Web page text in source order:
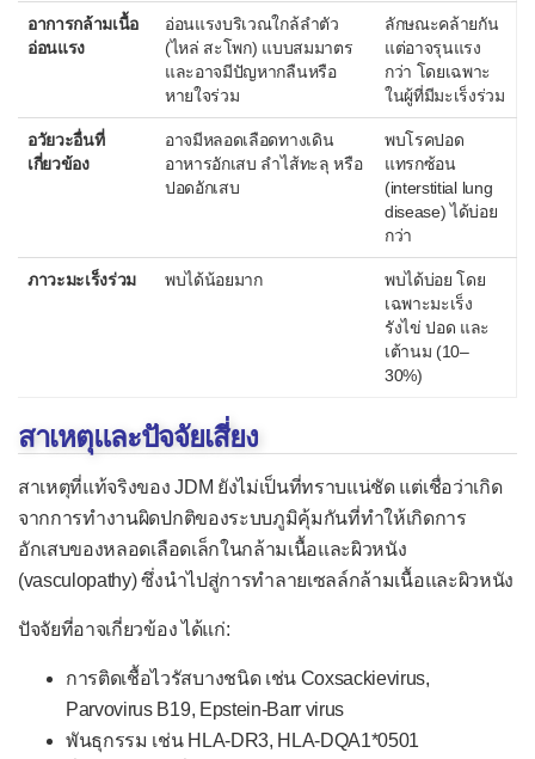
โรคโจเกรน
โรคซาร์คอยโดสิส
โรคเดอมาโตไมโอไซติส
โรคเดอมาโตไมโอไซติสในเด็ก
โรคเนื้อเยื่อเกี่ยวพันผสม
โรคผมร่วงเป็นหย่อม
โรคเม็ดเลือดแดงแตกจากภูมิคุ้มกัน
โรคไมแอสทีเนียกราวิส
โรคหนังแข็ง
อาการกล้ามเนื้อ
อ่อนแรง
อ่อนแรงบริเวณใกล้ลำตัว
(ไหล่ สะโพก) แบบสมมาตร
และอาจมีปัญหากลืนหรือ
หายใจร่วม
ลักษณะคล้ายกัน
แต่อาจรุนแรง
กว่า โดยเฉพาะ
ในผู้ที่มีมะเร็งร่วม
อวัยวะอื่นที่
เกี่ยวข้อง
อาจมีหลอดเลือดทางเดิน
อาหารอักเสบ ลำไส้ทะลุ หรือ
ปอดอักเสบ
พบโรคปอด
แทรกซ้อน
(interstitial lung
disease) ได้บ่อย
กว่า
ภาวะมะเร็งร่วม พบได้น้อยมาก
พบได้บ่อย โดย
เฉพาะมะเร็ง
รังไข่ ปอด และ
เต้านม (10–
30%)
สาเหตุและปัจจัยเสี่ยง
สาเหตุที่แท้จริงของ JDM ยังไม่เป็นที่ทราบแน่ชัด แต่เชื่อว่าเกิด
จากการทำงานผิดปกติของระบบภูมิคุ้มกันที่ทำให้เกิดการ
อักเสบของหลอดเลือดเล็กในกล้ามเนื้อและผิวหนัง
(vasculopathy) ซึ่งนำไปสู่การทำลายเซลล์กล้ามเนื้อและผิวหนัง
ปัจจัยที่อาจเกี่ยวข้อง ได้แก่:
การติดเชื้อไวรัสบางชนิด เช่น Coxsackievirus,
Parvovirus B19, Epstein-Barr virus
พันธุกรรม เช่น HLA-DR3, HLA-DQA1*0501